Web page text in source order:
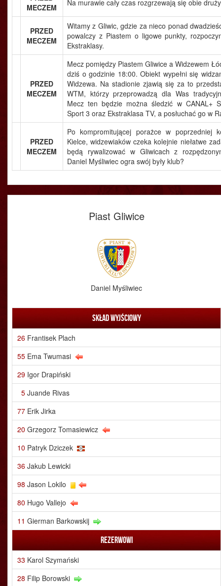
MECZEM
Na murawie cały czas rozgrzewają się obie
PRZED
MECZEM
Witamy z Gliwic, gdzie za nieco ponad
powalczy z Piastem o ligowe punkty,
Ekstraklasy.
PRZED
MECZEM
Mecz pomiędzy Piastem Gliwice a Widzewem
dziś o godzinie 18:00. Obiekt wypełni się
Widzewa. Na stadionie zjawią się za to
WTM, którzy przeprowadzą dla Was
Mecz ten będzie można śledzić w CANAL+
Sport 3 oraz Ekstraklasa TV, a posłuchać go w
PRZED
MECZEM
Po kompromitującej porażce w poprzedniej
Kielce, widzewiaków czeka kolejnie niełatwe
będą rywalizować w Gliwicach z
Daniel Myśliwiec ogra swój były klub?
Piast Gliwice
Daniel Myśliwiec
Skład wyjściowy
26 Frantisek Plach
55 Ema Twumasi
29 Igor Drapiński
5 Juande Rivas
77 Erik Jirka
20 Grzegorz Tomasiewicz
10 Patryk Dziczek
36 Jakub Lewicki
98 Jason Lokilo
80 Hugo Vallejo
11 Gierman Barkowskij
Rezerwowi
33 Karol Szymański
28 Filip Borowski